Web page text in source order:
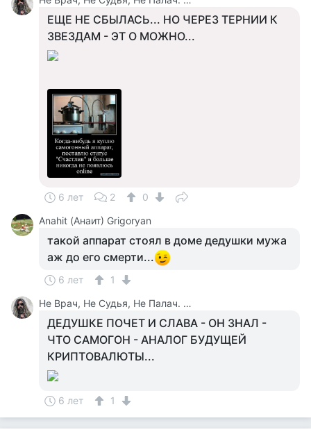
ЕЩЕ НЕ СБЫЛАСЬ... НО ЧЕРЕЗ ТЕРНИИ К
ЗВЕЗДАМ - ЭТ О МОЖНО...
6 лет 2
0
Anahit (Анаит) Grigoryan
такой аппарат стоял в доме дедушки мужа
аж до его смерти...
6 лет
1
Не Врач, Не Судья, Не Палач. Веселюсь И Дурачусь
ДЕДУШКЕ ПОЧЕТ И СЛАВА - ОН ЗНАЛ -
ЧТО САМОГОН - АНАЛОГ БУДУЩЕЙ
КРИПТОВАЛЮТЫ...
6 лет 1